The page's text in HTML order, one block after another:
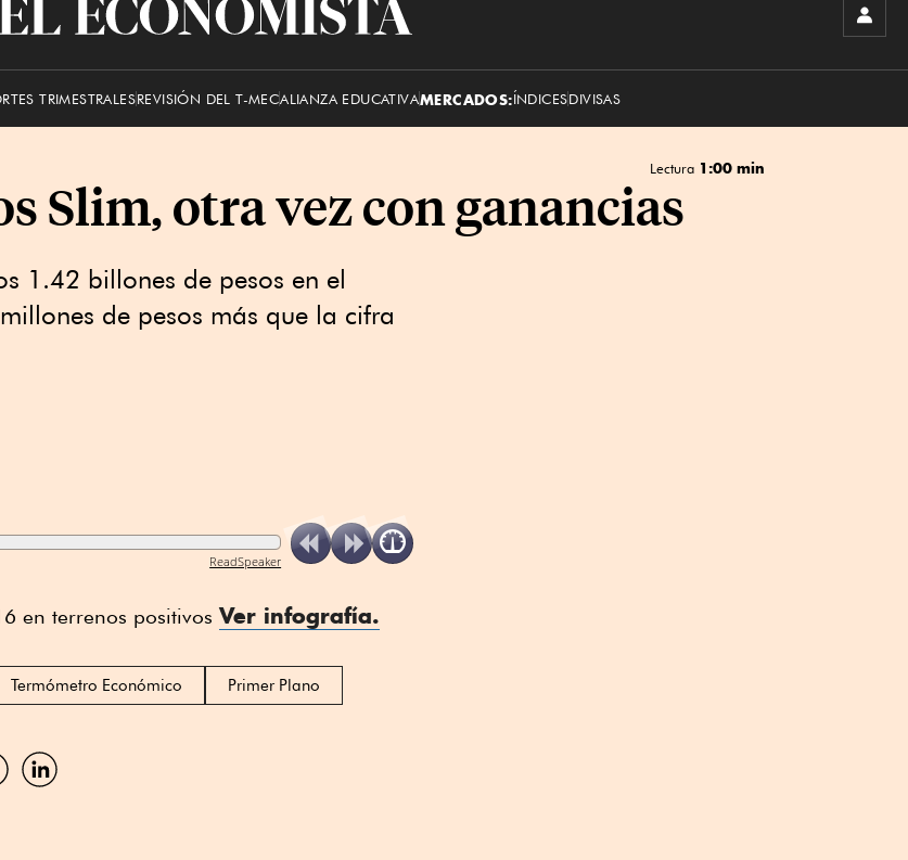
El
TRIMESTRALESREVISIÓN DEL T-MECALIANZA EDUCATIVAMERCADOS:ÍNDICESDIVISAS
Lectura 1:00 min
Slim, otra vez con ganancias
1.42 billones de pesos en el
de pesos más que la cifra
ReadSpeaker
en terrenos positivos Ver infografía.
Termómetro Económico
Primer Plano
Compartir